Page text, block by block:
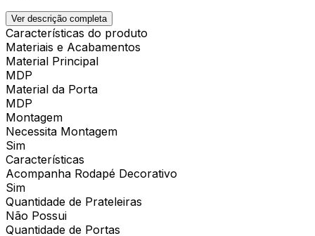
Ver descrição completa
Características do produto
Materiais e Acabamentos
Material Principal
MDP
Material da Porta
MDP
Montagem
Necessita Montagem
Sim
Características
Acompanha Rodapé Decorativo
Sim
Quantidade de Prateleiras
Não Possui
Quantidade de Portas